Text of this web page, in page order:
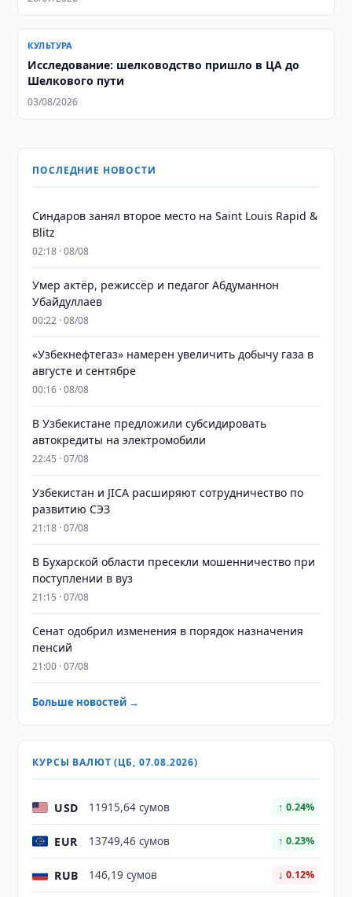
КУЛЬТУРА
Исследование: шелководство пришло в ЦА до
Шелкового пути
03/08/2026
ПОСЛЕДНИЕ НОВОСТИ
Синдаров занял второе место на Saint Louis Rapid &
Blitz
02:18 · 08/08
Умер актёр, режиссёр и педагог Абдуманнон
Убайдуллаев
00:22 · 08/08
«Узбекнефтегаз» намерен увеличить добычу газа в
августе и сентябре
00:16 · 08/08
В Узбекистане предложили субсидировать
автокредиты на электромобили
22:45 · 07/08
Узбекистан и JICA расширяют сотрудничество по
развитию СЭЗ
21:18 · 07/08
В Бухарской области пресекли мошенничество при
поступлении в вуз
21:15 · 07/08
Сенат одобрил изменения в порядок назначения
пенсий
21:00 · 07/08
Больше новостей →
КУРСЫ ВАЛЮТ (ЦБ, 07.08.2026)
USD 11915,64 сумов ↑ 0.24%
EUR 13749,46 сумов ↑ 0.23%
RUB 146,19 сумов ↓ 0.12%